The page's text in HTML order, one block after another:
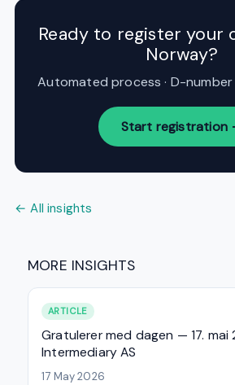
Ready to register your
Norway?
Automated process · D-
Start registration
← All insights
MORE INSIGHTS
ARTICLE
Gratulerer med dagen — 17. mai
Intermediary AS
17 May 2026